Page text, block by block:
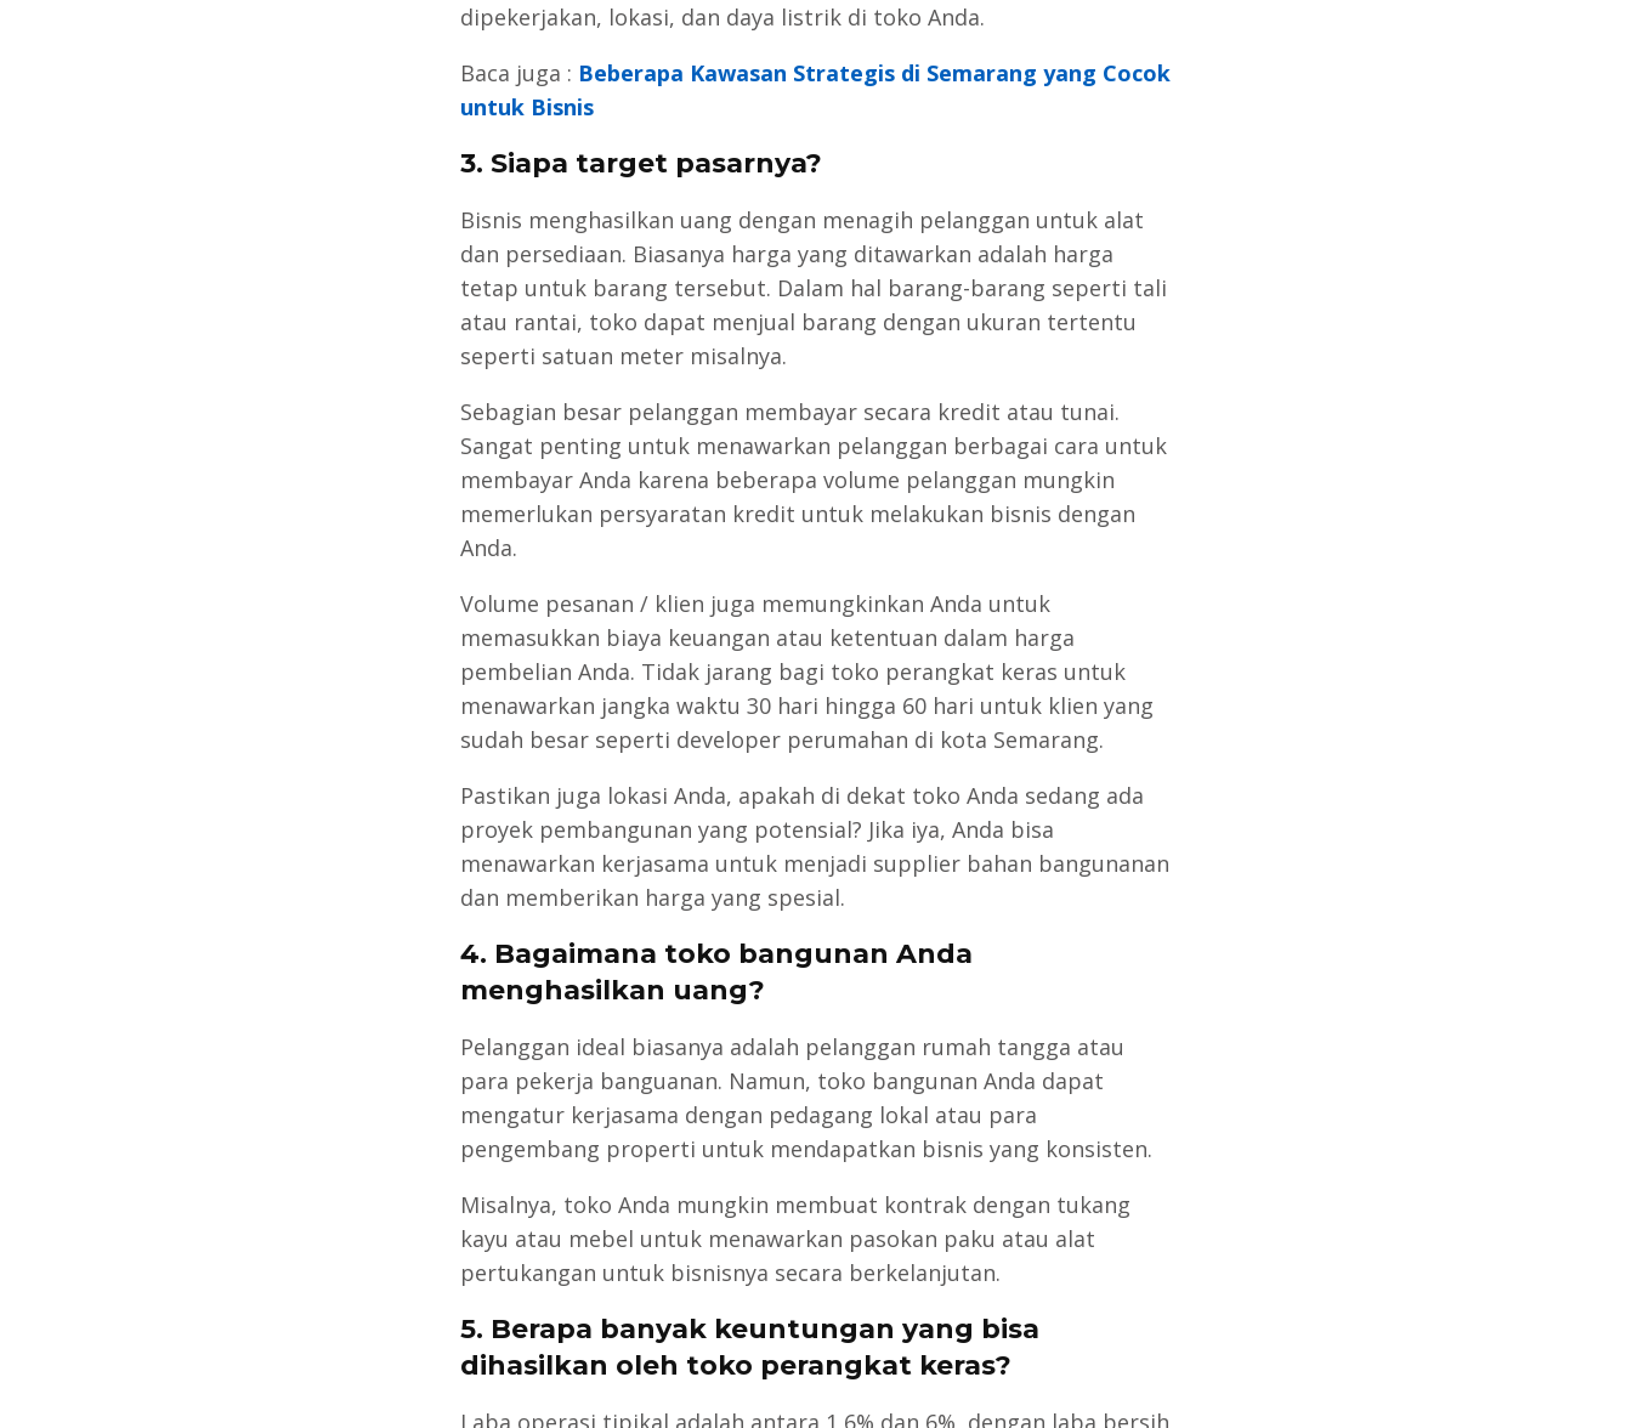
dipekerjakan, lokasi, dan daya listrik di toko Anda.
Baca juga : Beberapa Kawasan Strategis di Semarang yang Cocok
untuk Bisnis
3. Siapa target pasarnya?
Bisnis menghasilkan uang dengan menagih pelanggan untuk alat
dan persediaan. Biasanya harga yang ditawarkan adalah harga
tetap untuk barang tersebut. Dalam hal barang-barang seperti tali
atau rantai, toko dapat menjual barang dengan ukuran tertentu
seperti satuan meter misalnya.
Sebagian besar pelanggan membayar secara kredit atau tunai.
Sangat penting untuk menawarkan pelanggan berbagai cara untuk
membayar Anda karena beberapa volume pelanggan mungkin
memerlukan persyaratan kredit untuk melakukan bisnis dengan
Anda.
Volume pesanan / klien juga memungkinkan Anda untuk
memasukkan biaya keuangan atau ketentuan dalam harga
pembelian Anda. Tidak jarang bagi toko perangkat keras untuk
menawarkan jangka waktu 30 hari hingga 60 hari untuk klien yang
sudah besar seperti developer perumahan di kota Semarang.
Pastikan juga lokasi Anda, apakah di dekat toko Anda sedang ada
proyek pembangunan yang potensial? Jika iya, Anda bisa
menawarkan kerjasama untuk menjadi supplier bahan bangunanan
dan memberikan harga yang spesial.
4. Bagaimana toko bangunan Anda
menghasilkan uang?
Pelanggan ideal biasanya adalah pelanggan rumah tangga atau
para pekerja banguanan. Namun, toko bangunan Anda dapat
mengatur kerjasama dengan pedagang lokal atau para
pengembang properti untuk mendapatkan bisnis yang konsisten.
Misalnya, toko Anda mungkin membuat kontrak dengan tukang
kayu atau mebel untuk menawarkan pasokan paku atau alat
pertukangan untuk bisnisnya secara berkelanjutan.
5. Berapa banyak keuntungan yang bisa
dihasilkan oleh toko perangkat keras?
Laba operasi tipikal adalah antara 1,6% dan 6%, dengan laba bersih